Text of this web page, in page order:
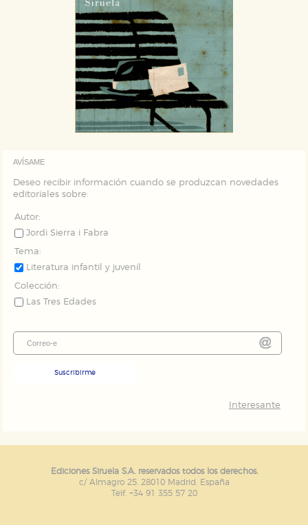
AVÍSAME
Deseo recibir información cuando se produzcan novedades
editoriales sobre:
Autor:
Jordi Sierra i Fabra
Tema:
Literatura infantil y juvenil
Colección:
Las Tres Edades
Suscribirme
Interesante
Ediciones Siruela S.A. reservados todos los derechos.
c/ Almagro 25. 28010 Madrid. España
Telf. +34 91 355 57 20